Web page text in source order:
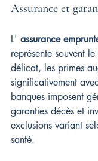
Assurance et
L' assurance
représente souvent
délicat, les primes
significativement
banques imposent
garanties décès et
exclusions variant
santé.